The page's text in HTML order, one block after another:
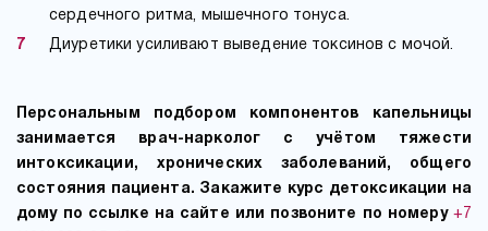
сердечного ритма, мышечного тонуса.
Диуретики усиливают выведение токсинов с мочой.
Персональным подбором компонентов капельницы
занимается врач-нарколог с учётом тяжести
интоксикации, хронических заболеваний, общего
состояния пациента. Закажите курс детоксикации на
дому по ссылке на сайте или позвоните по номеру +7